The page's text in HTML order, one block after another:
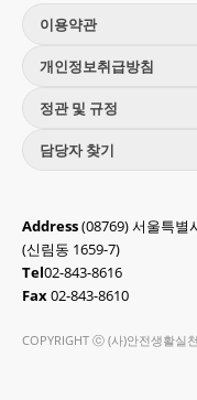
이용약관
개인정보취급방침
정관 및 규정
담당자 찾기
Address(08769) 서울특별
(신림동 1659-7)
Tel02-843-8616
Fax02-843-8610
COPYRIGHT ⓒ (사)안전생활실